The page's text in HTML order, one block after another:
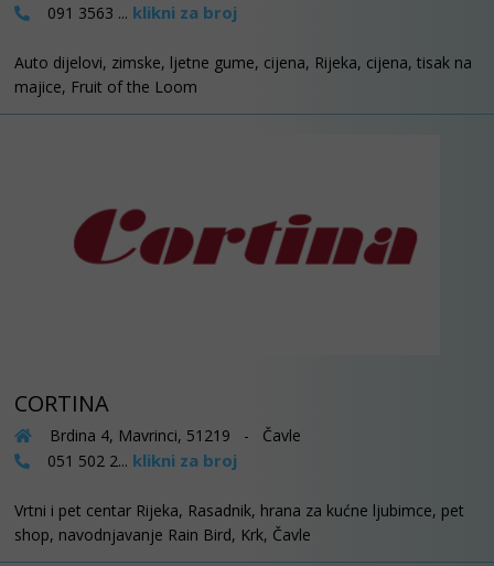
091 3563 ... klikni za broj
Auto dijelovi, zimske, ljetne gume, cijena, Rijeka, cijena, tisak na
majice, Fruit of the Loom
CORTINA
Brdina 4, Mavrinci, 51219 - Čavle
051 502 2... klikni za broj
Vrtni i pet centar Rijeka, Rasadnik, hrana za kućne ljubimce, pet
shop, navodnjavanje Rain Bird, Krk, Čavle